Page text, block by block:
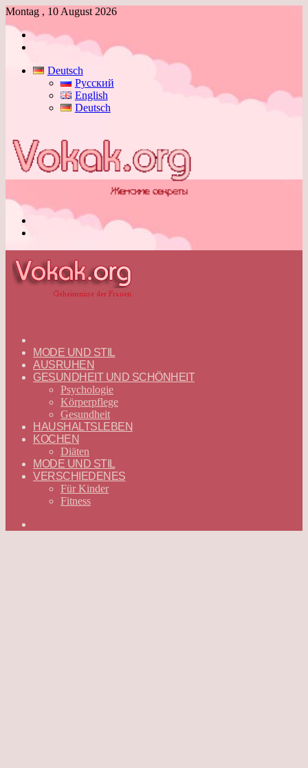
Montag , 10 August 2026
Anmelden
Deutsch
Русский
English
Deutsch
—
DEUTSCH
MODE UND STIL
AUSRUHEN
GESUNDHEIT UND SCHÖNHEIT
Psychologie
Körperpflege
Gesundheit
HAUSHALTSLEBEN
KOCHEN
Diäten
MODE UND STIL
VERSCHIEDENES
Für Kinder
Fitness